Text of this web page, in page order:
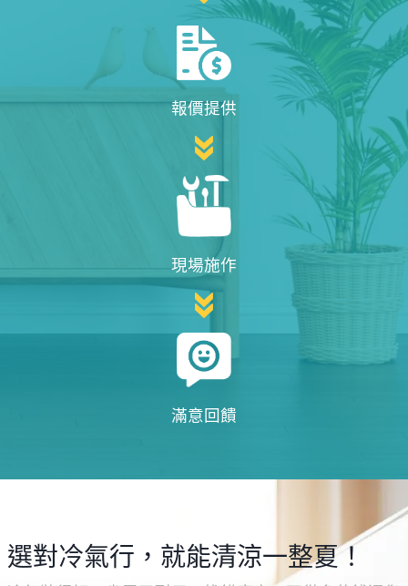
報價提供
現場施作
滿意回饋
選對冷氣行，就能清涼一整夏！